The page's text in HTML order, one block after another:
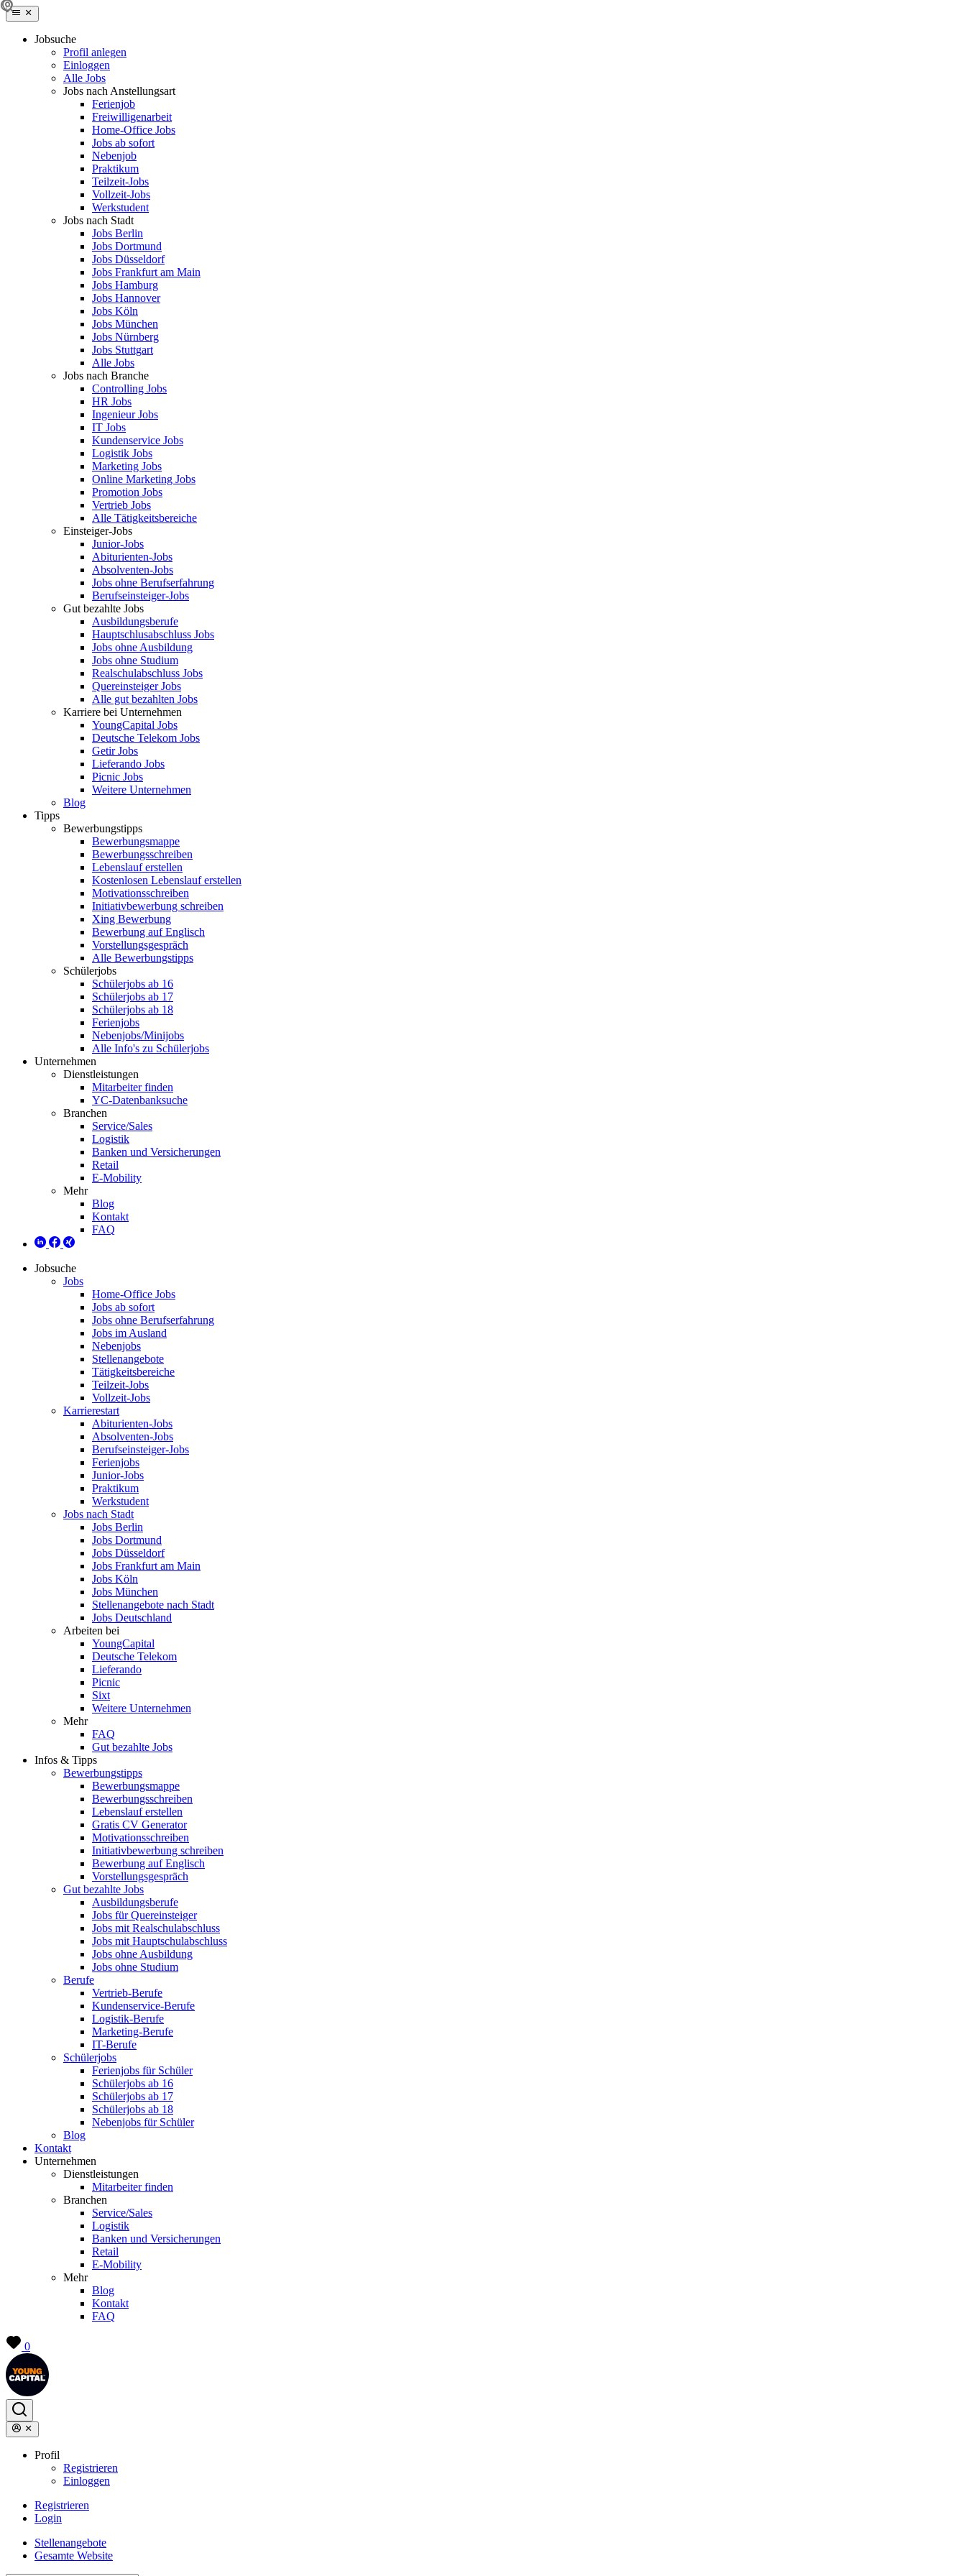
Jobsuche
Profil anlegen
Einloggen
Alle Jobs
Jobs nach Anstellungsart
Ferienjob
Freiwilligenarbeit
Home-Office Jobs
Jobs ab sofort
Nebenjob
Praktikum
Teilzeit-Jobs
Vollzeit-Jobs
Werkstudent
Jobs nach Stadt
Jobs Berlin
Jobs Dortmund
Jobs Düsseldorf
Jobs Frankfurt am Main
Jobs Hamburg
Jobs Hannover
Jobs Köln
Jobs München
Jobs Nürnberg
Jobs Stuttgart
Alle Jobs
Jobs nach Branche
Controlling Jobs
HR Jobs
Ingenieur Jobs
IT Jobs
Kundenservice Jobs
Logistik Jobs
Marketing Jobs
Online Marketing Jobs
Promotion Jobs
Vertrieb Jobs
Alle Tätigkeitsbereiche
Einsteiger-Jobs
Junior-Jobs
Abiturienten-Jobs
Absolventen-Jobs
Jobs ohne Berufserfahrung
Berufseinsteiger-Jobs
Gut bezahlte Jobs
Ausbildungsberufe
Hauptschlusabschluss Jobs
Jobs ohne Ausbildung
Jobs ohne Studium
Realschulabschluss Jobs
Quereinsteiger Jobs
Alle gut bezahlten Jobs
Karriere bei Unternehmen
YoungCapital Jobs
Deutsche Telekom Jobs
Getir Jobs
Lieferando Jobs
Picnic Jobs
Weitere Unternehmen
Blog
Tipps
Bewerbungstipps
Bewerbungsmappe
Bewerbungsschreiben
Lebenslauf erstellen
Kostenlosen Lebenslauf erstellen
Motivationsschreiben
Initiativbewerbung schreiben
Xing Bewerbung
Bewerbung auf Englisch
Vorstellungsgespräch
Alle Bewerbungstipps
Schülerjobs
Schülerjobs ab 16
Schülerjobs ab 17
Schülerjobs ab 18
Ferienjobs
Nebenjobs/Minijobs
Alle Info's zu Schülerjobs
Unternehmen
Dienstleistungen
Mitarbeiter finden
YC-Datenbanksuche
Branchen
Service/Sales
Logistik
Banken und Versicherungen
Retail
E-Mobility
Mehr
Blog
Kontakt
FAQ
Jobsuche
Jobs
Home-Office Jobs
Jobs ab sofort
Jobs ohne Berufserfahrung
Jobs im Ausland
Nebenjobs
Stellenangebote
Tätigkeitsbereiche
Teilzeit-Jobs
Vollzeit-Jobs
Karrierestart
Abiturienten-Jobs
Absolventen-Jobs
Berufseinsteiger-Jobs
Ferienjobs
Junior-Jobs
Praktikum
Werkstudent
Jobs nach Stadt
Jobs Berlin
Jobs Dortmund
Jobs Düsseldorf
Jobs Frankfurt am Main
Jobs Köln
Jobs München
Stellenangebote nach Stadt
Jobs Deutschland
Arbeiten bei
YoungCapital
Deutsche Telekom
Lieferando
Picnic
Sixt
Weitere Unternehmen
Mehr
FAQ
Gut bezahlte Jobs
Infos & Tipps
Bewerbungstipps
Bewerbungsmappe
Bewerbungsschreiben
Lebenslauf erstellen
Gratis CV Generator
Motivationsschreiben
Initiativbewerbung schreiben
Bewerbung auf Englisch
Vorstellungsgespräch
Gut bezahlte Jobs
Ausbildungsberufe
Jobs für Quereinsteiger
Jobs mit Realschulabschluss
Jobs mit Hauptschulabschluss
Jobs ohne Ausbildung
Jobs ohne Studium
Berufe
Vertrieb-Berufe
Kundenservice-Berufe
Logistik-Berufe
Marketing-Berufe
IT-Berufe
Schülerjobs
Ferienjobs für Schüler
Schülerjobs ab 16
Schülerjobs ab 17
Schülerjobs ab 18
Nebenjobs für Schüler
Blog
Kontakt
Unternehmen
Dienstleistungen
Mitarbeiter finden
Branchen
Service/Sales
Logistik
Banken und Versicherungen
Retail
E-Mobility
Mehr
Blog
Kontakt
FAQ
0
Profil
Registrieren
Einloggen
Registrieren
Login
Stellenangebote
Gesamte Website